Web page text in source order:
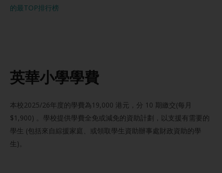
的最TOP排行榜
英華小學學費
本校2025/26年度的學費為19,000 港元，分 10 期繳交(每月
$1,900) 。學校提供學費全免或減免的資助計劃，以支援有需要的
學生 (包括來自綜援家庭、或領取學生資助辦事處財政資助的學
生)。